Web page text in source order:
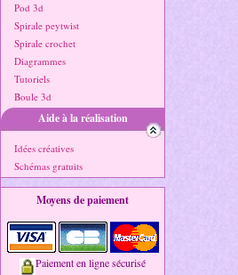
Pod 3d
Spirale peytwist
Spirale crochet
Diagrammes
Tutoriels
Boule 3d
Aide à la réalisation
Idées créatives
Schémas gratuits
Moyens de paiement
Paiement en ligne sécurisé